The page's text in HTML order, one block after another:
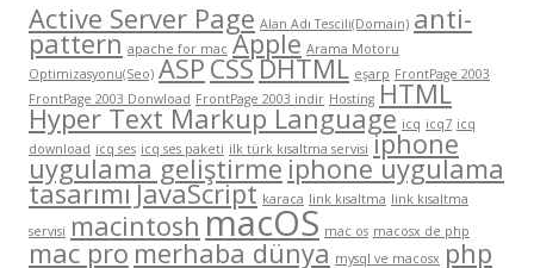
Active Server Page Alan Adı Tescili(Domain) anti-
pattern apache for mac Apple Arama Motoru
Optimizasyonu(Seo) ASP CSSDHTML eşarp FrontPage 2003
FrontPage 2003 Donwload FrontPage 2003 indir Hosting HTML
Hyper Text Markup Language icq icq7 icq
download icq ses icq ses paketi ilk türk kısaltma servisi iphone
uygulama geliştirme iphone uygulama
tasarımıJavaScript karaca link kısaltma link kısaltma
servisi macintosh macOS mac os macosx de php
mac pro merhaba dünya mysql ve macosx php